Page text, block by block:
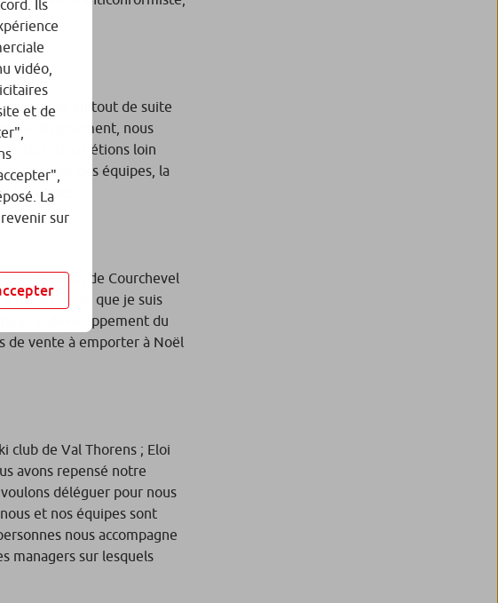
avions eu tout de suite
Rapidement, nous
clos. Nous étions loin
des équipes, la
les arrhes.
féminin de Courchevel
parce que je suis
le développement du
de vente à emporter à Noël
club de Val Thorens ; Eloi
avons repensé notre
déléguer pour nous
et nos équipes sont
nous accompagne
managers sur lesquels
Ils
vidéo,
et de
La
sur